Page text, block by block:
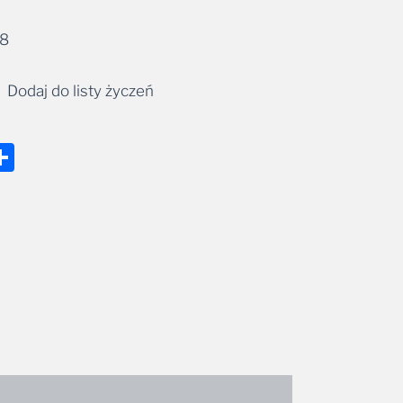
Dodaj do listy życzeń
Share